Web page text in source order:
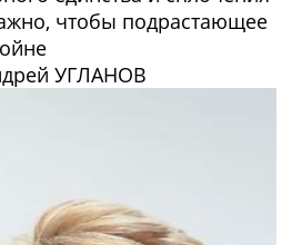
чтобы подрастающее
УГЛАНОВ